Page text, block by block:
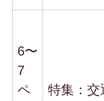
6〜
7
ペ
特集：